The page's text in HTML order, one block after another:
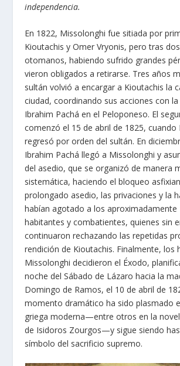
independencia.
En 1822, Missolonghi fue sitiada por
Kioutachis y Omer Vryonis, pero tras
otomanos, habiendo sufrido grandes
vieron obligados a retirarse. Tres años
sultán volvió a encargar a Kioutachis la
ciudad, coordinando sus acciones con
Ibrahim Pachá en el Peloponeso. El
comenzó el 15 de abril de 1825, cuando
regresó por orden del sultán. En
Ibrahim Pachá llegó a Missolonghi y
del asedio, que se organizó de manera
sistemática, haciendo el bloqueo
prolongado asedio, las privaciones y la
habían agotado a los aproximadamente
habitantes y combatientes, quienes sin
continuaron rechazando las repetidas
rendición de Kioutachis. Finalmente, los
Missolonghi decidieron el Éxodo,
noche del Sábado de Lázaro hacia la
Domingo de Ramos, el 10 de abril de
momento dramático ha sido plasmado
griega moderna—entre otros en la
de Isidoros Zourgos—y sigue siendo
símbolo del sacrificio supremo.